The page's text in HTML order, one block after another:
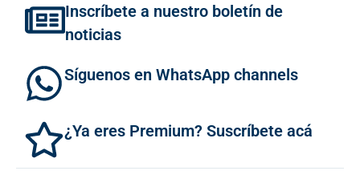
Inscríbete a nuestro boletín de
noticias
Síguenos en WhatsApp channels
¿Ya eres Premium? Suscríbete acá